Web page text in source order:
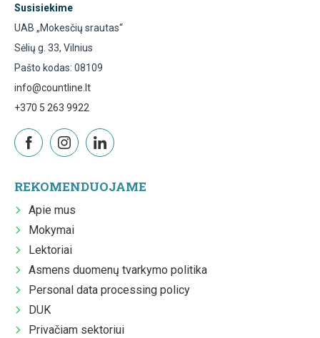
Susisiekime
UAB „Mokesčių srautas“
Sėlių g. 33, Vilnius
Pašto kodas: 08109
info@countline.lt
+370 5 263 9922
REKOMENDUOJAME
Apie mus
Mokymai
Lektoriai
Asmens duomenų tvarkymo politika
Personal data processing policy
DUK
Privačiam sektoriui